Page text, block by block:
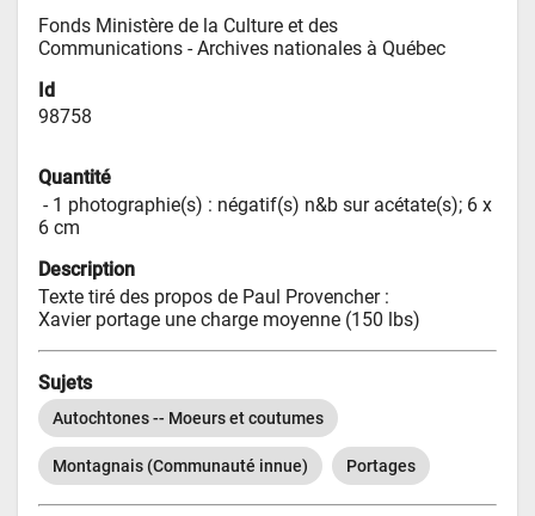
Fonds Ministère de la Culture et des
Communications - Archives nationales à Québec
Id
98758
Quantité
- 1 photographie(s) : négatif(s) n&b sur acétate(s); 6 x
6 cm
Description
Texte tiré des propos de Paul Provencher :
Xavier portage une charge moyenne (150 lbs)
Sujets
Autochtones -- Moeurs et coutumes
Montagnais (Communauté innue) Portages